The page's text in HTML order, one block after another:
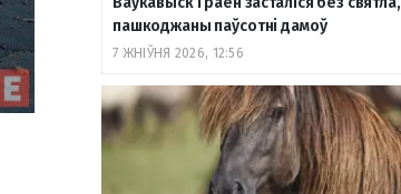
пашкоджаны паўсотні дамоў
7 ЖНІЎНЯ 2026, 12:56